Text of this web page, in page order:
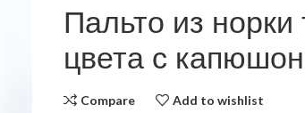
Пальто из
цвета с
Compare Add to wishlist